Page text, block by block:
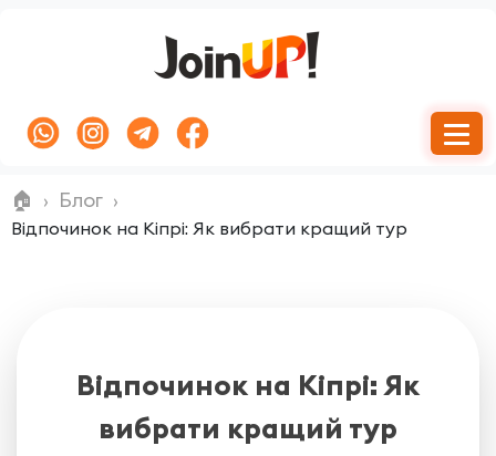
🏠 Блог
Відпочинок на Кіпрі: Як вибрати кращий тур
Відпочинок на Кіпрі: Як
вибрати кращий тур